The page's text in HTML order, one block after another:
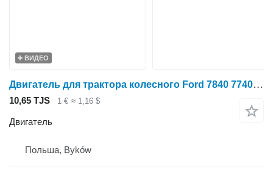
ВИДЕО
Двигатель для трактора колесного Ford 7840 7740 6640 5640
10,65 TJS 1 € ≈ 1,16 $
Двигатель
Польша, Byków